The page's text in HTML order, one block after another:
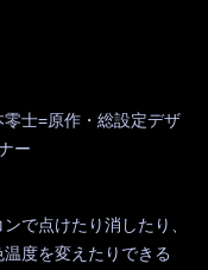
士=原作・総設定デザ
ー
で点けたり消したり、
度を変えたりできる